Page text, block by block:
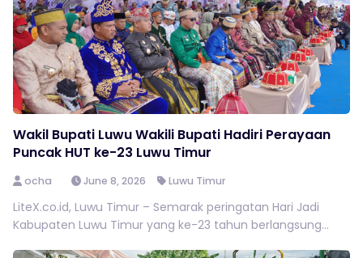
Wakil Bupati Luwu Wakili Bupati Hadiri Perayaan
Puncak HUT ke-23 Luwu Timur
ocha June 8, 2026 Luwu Timur
LiteX.co.id, Luwu Timur – Semarak peringatan Hari Jadi
Kabupaten Luwu Timur yang ke-23 tahun berlangsung...